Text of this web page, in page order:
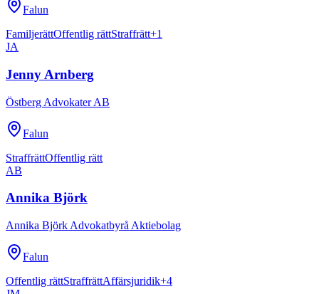
Falun
FamiljerättOffentlig rättStraffrätt+1
JA
Jenny Arnberg
Östberg Advokater AB
Falun
StraffrättOffentlig rätt
AB
Annika Björk
Annika Björk Advokatbyrå Aktiebolag
Falun
Offentlig rättStraffrättAffärsjuridik+4